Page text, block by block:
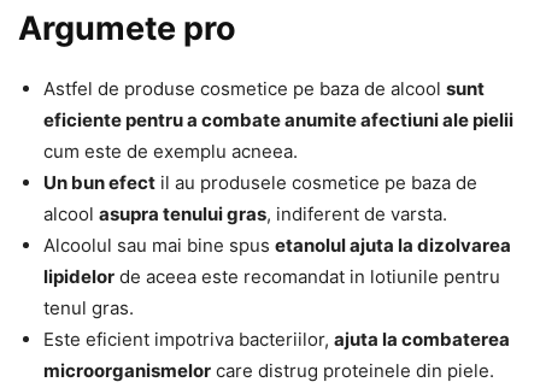
Argumete pro
Astfel de produse cosmetice pe baza de alcool sunt
eficiente pentru a combate anumite afectiuni ale pielii
cum este de exemplu acneea.
Un bun efect il au produsele cosmetice pe baza de
alcool asupra tenului gras, indiferent de varsta.
Alcoolul sau mai bine spus etanolul ajuta la dizolvarea
lipidelor de aceea este recomandat in lotiunile pentru
tenul gras.
Este eficient impotriva bacteriilor, ajuta la combaterea
microorganismelor care distrug proteinele din piele.